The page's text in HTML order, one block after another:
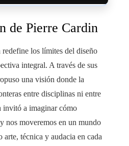
de Pierre Cardin
los límites del diseño
integral. A través de sus
una visión donde la
entre disciplinas ni entre
invitó a imaginar cómo
nos moveremos en un mundo
arte, técnica y audacia en cada